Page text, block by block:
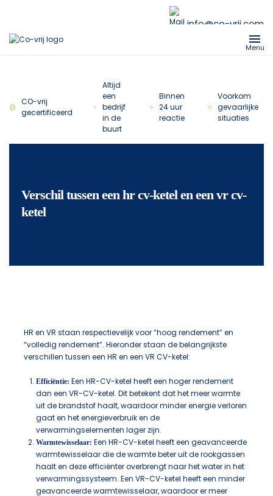
info@co-vrij.com
Menu
CO-vrij
gecertificeerd
Altijd
een
bedrijf
in de
buurt
Binnen
24 uur
reactie
Voorkom
gevaarlijke
situaties
Verschil tussen een hr cv-ketel en een vr cv-
ketel
HR en VR staan respectievelijk voor “hoog rendement” en
“volledig rendement”. Hieronder staan de belangrijkste
verschillen tussen een HR en een VR CV-ketel:
Efficiëntie: Een HR-CV-ketel heeft een hoger rendement
dan een VR-CV-ketel. Dit betekent dat het meer warmte
uit de brandstof haalt, waardoor minder energie verloren
gaat en het energieverbruik en de
verwarmingselementen lager zijn.
Warmtewisselaar: Een HR-CV-ketel heeft een geavanceerde
warmtewisselaar die de warmte beter uit de rookgassen
haalt en deze efficiënter overbrengt naar het water in het
verwarmingssysteem. Een VR-CV-ketel heeft een minder
geavanceerde warmtewisselaar, waardoor er meer